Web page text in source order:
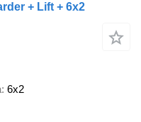
+ Lift + 6x2
6x2